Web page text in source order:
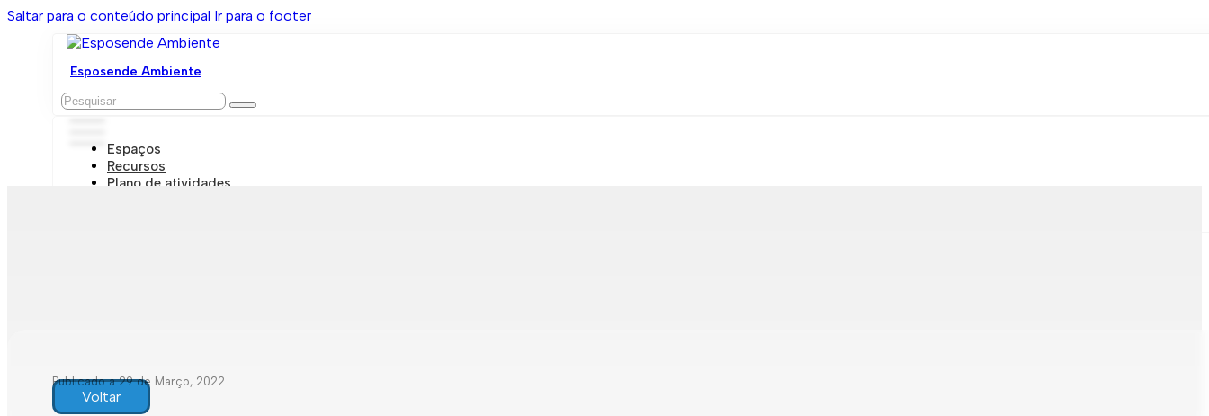
Saltar para o conteúdo principal Ir para o footer
Esposende Ambiente
Pesquisar
Espaços
Recursos
Plano de atividades
Publicado a 29 de Março, 2022
Voltar